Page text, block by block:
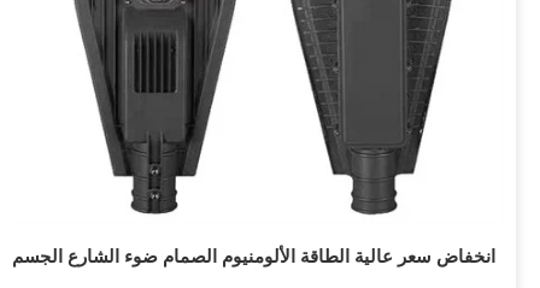
انخفاض سعر عالية الطاقة الألومنيوم الصمام ضوء الشارع الجسم